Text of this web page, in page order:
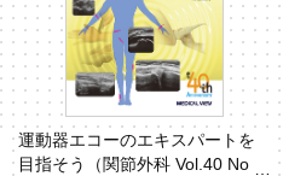
運動器エコーのエキスパートを
目指そう（関節外科 Vol.40 No.1